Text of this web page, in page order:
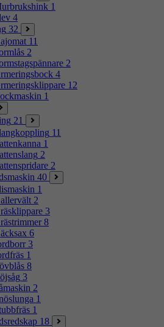
1
4
32
11
2
2
4
12
1
21
11
1
2
2
40
1
2
3
8
6
3
1
8
3
2
1
1
18